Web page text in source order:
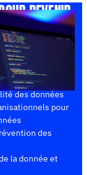
DEVENIR
à partir de
l'infrastructure
des données
pour
des
la donnée et